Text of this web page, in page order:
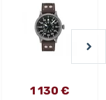
1 130 €